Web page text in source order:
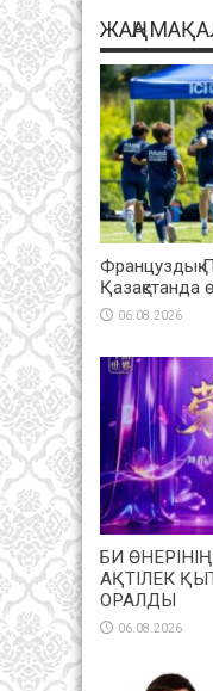
ЖАҢА
Француздық
06.08.2026
БИ
АҚТІЛЕК
ОРАЛДЫ
06.08.2026